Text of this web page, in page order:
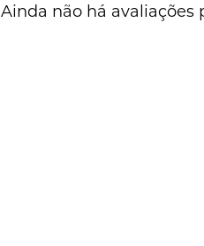
Ainda não há avaliações